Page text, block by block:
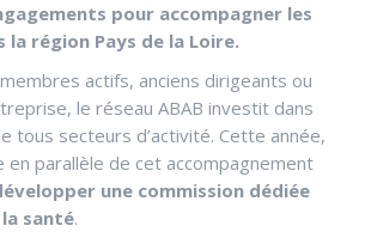
pour accompagner les
région Pays de la Loire.
actifs, anciens dirigeants ou
le réseau ABAB investit dans
tous secteurs d’activité. Cette année,
en parallèle de cet accompagnement
une commission dédiée
santé.